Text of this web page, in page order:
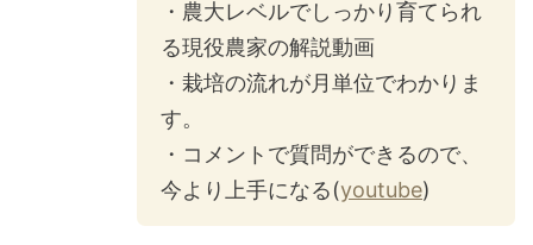
・農大レベルでしっかり育てられ
る現役農家の解説動画
・栽培の流れが月単位でわかりま
す。
・コメントで質問ができるので、
今より上手になる(youtube)